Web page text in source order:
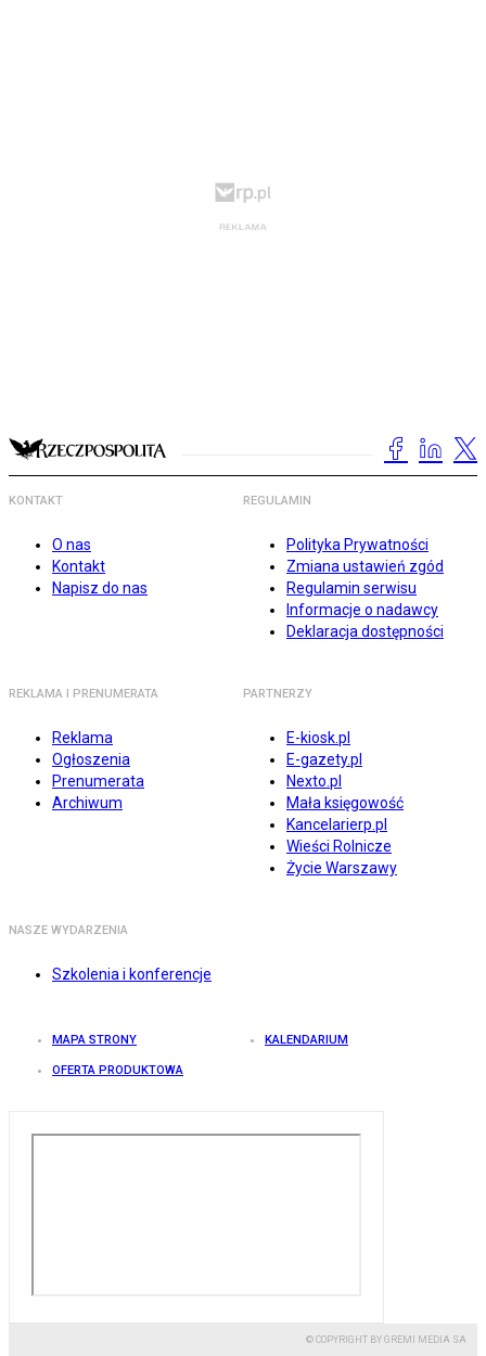
KONTAKT
O nas
Kontakt
Napisz do nas
REGULAMIN
Polityka Prywatności
Zmiana ustawień zgód
Regulamin serwisu
Informacje o nadawcy
Deklaracja dostępności
REKLAMA I PRENUMERATA
Reklama
Ogłoszenia
Prenumerata
Archiwum
PARTNERZY
E-kiosk.pl
E-gazety.pl
Nexto.pl
Mała księgowość
Kancelarierp.pl
Wieści Rolnicze
Życie Warszawy
NASZE WYDARZENIA
Szkolenia i konferencje
MAPA STRONY KALENDARIUM
OFERTA PRODUKTOWA
© COPYRIGHT BY GREMI MEDIA SA